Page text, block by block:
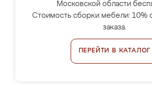
Московской области
Стоимость сборки мебели: 10%
заказа.
ПЕРЕЙТИ В КАТАЛОГ